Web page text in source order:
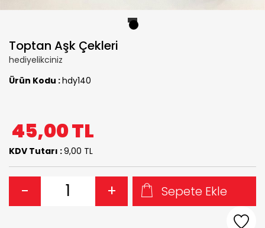
Toptan Aşk Çekleri
hediyelikciniz
Ürün Kodu :hdy140
45,00TL
KDV Tutarı :9,00 TL
- + Sepete Ekle